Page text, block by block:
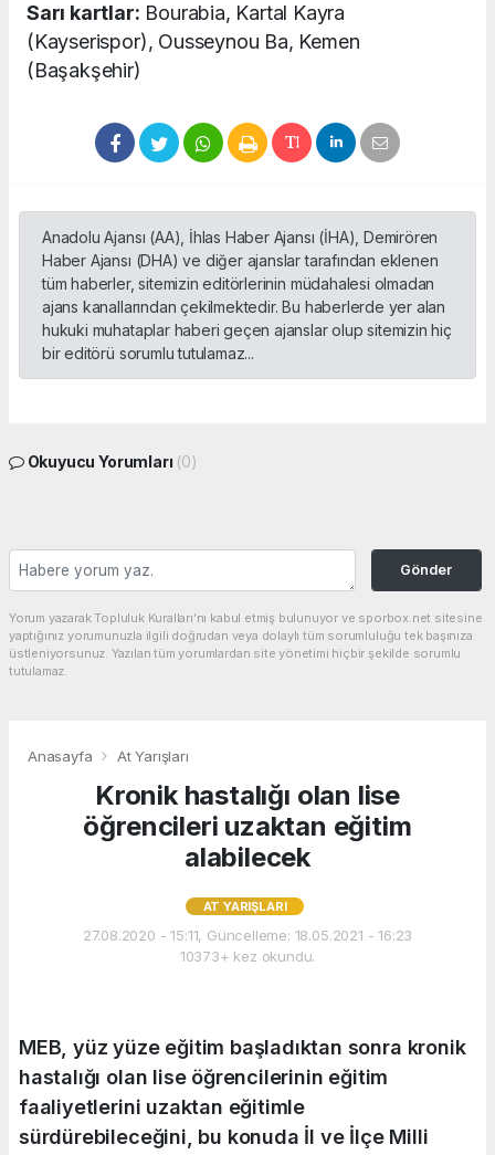
Sarı kartlar: Bourabia, Kartal Kayra
(Kayserispor), Ousseynou Ba, Kemen
(Başakşehir)
Anadolu Ajansı (AA), İhlas Haber Ajansı (İHA), Demirören
Haber Ajansı (DHA) ve diğer ajanslar tarafından eklenen
tüm haberler, sitemizin editörlerinin müdahalesi olmadan
ajans kanallarından çekilmektedir. Bu haberlerde yer alan
hukuki muhataplar haberi geçen ajanslar olup sitemizin hiç
bir editörü sorumlu tutulamaz...
Okuyucu Yorumları (0)
Gönder
Yorum yazarak Topluluk Kuralları’nı kabul etmiş bulunuyor ve sporbox.net sitesine
yaptığınız yorumunuzla ilgili doğrudan veya dolaylı tüm sorumluluğu tek başınıza
üstleniyorsunuz. Yazılan tüm yorumlardan site yönetimi hiçbir şekilde sorumlu
tutulamaz.
Anasayfa At Yarışları
Kronik hastalığı olan lise
öğrencileri uzaktan eğitim
alabilecek
AT YARIŞLARI
27.08.2020 - 15:11, Güncelleme: 18.05.2021 - 16:23
10373+ kez okundu.
MEB, yüz yüze eğitim başladıktan sonra kronik
hastalığı olan lise öğrencilerinin eğitim
faaliyetlerini uzaktan eğitimle
sürdürebileceğini, bu konuda İl ve İlçe Milli